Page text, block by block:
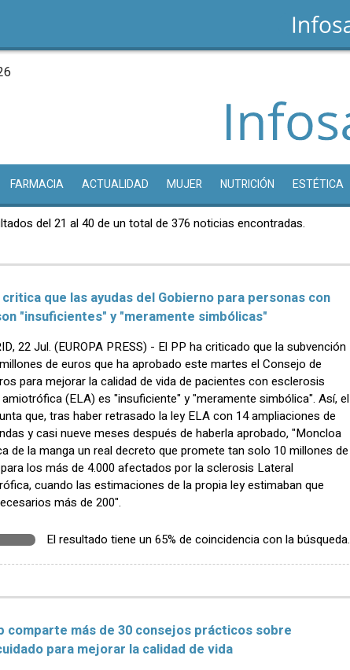
FARMACIA ACTUALIDAD MUJER NUTRICIÓN ESTÉTICA
del 21 al 40 de un total de 376 noticias encontradas.
critica que las ayudas del Gobierno para personas con
"insuficientes" y "meramente simbólicas"
22 Jul. (EUROPA PRESS) - El PP ha criticado que la subvención
de euros que ha aprobado este martes el Consejo de
para mejorar la calidad de vida de pacientes con esclerosis
(ELA) es "insuficiente" y "meramente simbólica". Así, el
que, tras haber retrasado la ley ELA con 14 ampliaciones de
y casi nueve meses después de haberla aprobado, "Moncloa
de la manga un real decreto que promete tan solo 10 millones de
los más de 4.000 afectados por la sclerosis Lateral
cuando las estimaciones de la propia ley estimaban que
más de 200".
El resultado tiene un 65% de coincidencia con la búsqueda.
comparte más de 30 consejos prácticos sobre
para mejorar la calidad de vida